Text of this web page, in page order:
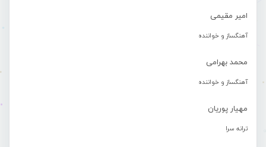
امیر مقیمی
آهنگساز و خواننده
محمد بهرامی
آهنگساز و خواننده
مهیار پوریان
ترانه سرا